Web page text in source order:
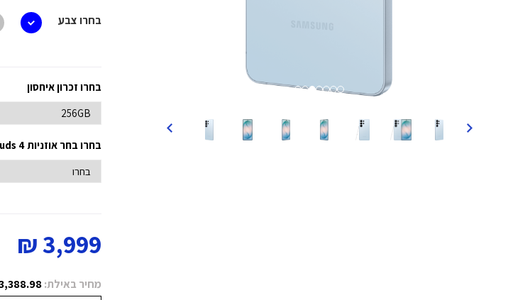
בחרו צבע
בחרו זכרון איחסון
בחרו בחר אוזניות Galaxy Buds 4 במחיר מיוחד
3,999 ₪
מחיר באילת:₪